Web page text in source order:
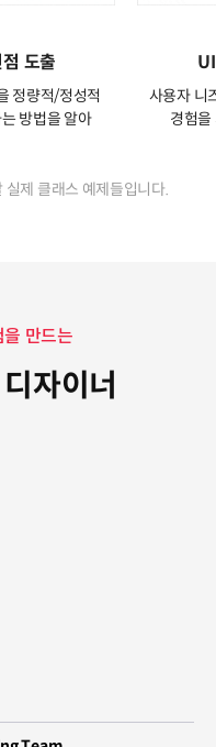
도출
정량적/정성적
방법을 알아
사용자 니
경험을
제 클래스 예제들입니다.
만드는
자이너